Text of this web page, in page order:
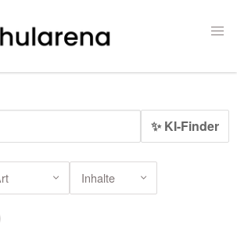
✨ KI-Finder
Inhalte